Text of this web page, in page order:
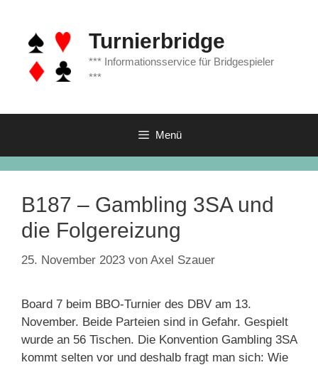
springen
Turnierbridge
*** Informationsservice für Bridgespieler
***
Menü
B187 – Gambling 3SA und
die Folgereizung
25. November 2023 von Axel Szauer
Board 7 beim BBO-Turnier des DBV am 13.
November. Beide Parteien sind in Gefahr. Gespielt
wurde an 56 Tischen. Die Konvention Gambling 3SA
kommt selten vor und deshalb fragt man sich: Wie